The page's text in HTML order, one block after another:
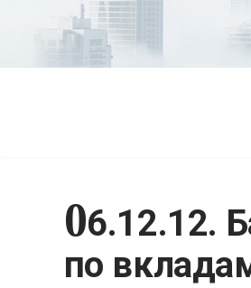
06.12.12.
по